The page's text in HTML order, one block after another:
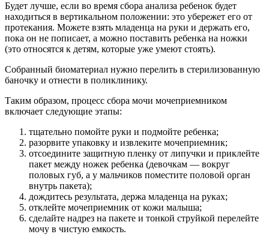
Будет лучше, если во время сбора анализа ребенок будет
находиться в вертикальном положении: это убережет его от
протекания. Можете взять младенца на руки и держать его,
пока он не пописает, а можно поставить ребенка на ножки
(это относятся к детям, которые уже умеют стоять).
Собранный биоматериал нужно перелить в стерилизованную
баночку и отнести в поликлинику.
Таким образом, процесс сбора мочи мочеприемником
включает следующие этапы:
тщательно помойте руки и подмойте ребенка;
разорвите упаковку и извлеките мочеприемник;
отсоедините защитную пленку от липучки и приклейте
пакет между ножек ребенка (девочкам — вокруг
половых губ, а у мальчиков поместите половой орган
внутрь пакета);
дождитесь результата, держа младенца на руках;
отклейте мочеприемник от кожи малыша;
сделайте надрез на пакете и тонкой струйкой перелейте
мочу в чистую емкость.